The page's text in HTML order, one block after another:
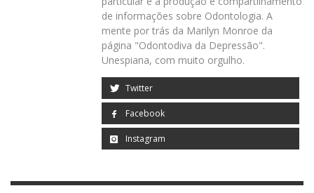
de informações sobre Odontologia. A
mente por trás da Marilyn Monroe da
página "Odontodiva da Depressão".
Unespiana, com muito orgulho.
Twitter
Facebook
Instagram